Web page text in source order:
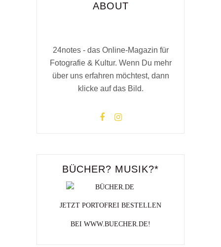
ABOUT
24notes - das Online-Magazin für
Fotografie & Kultur. Wenn Du mehr
über uns erfahren möchtest, dann
klicke auf das Bild.
BÜCHER? MUSIK?*
JETZT PORTOFREI BESTELLEN
BEI WWW.BUECHER.DE!